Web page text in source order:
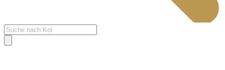
Products
search